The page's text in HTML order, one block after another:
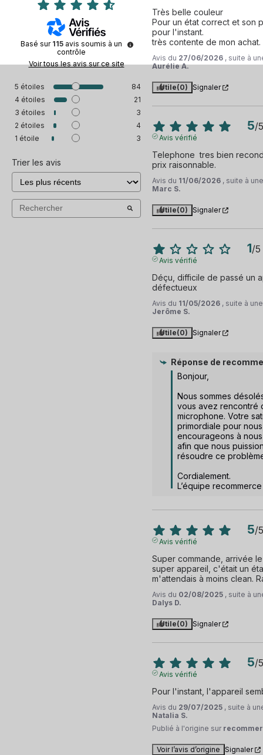
Basé sur 115 avis soumis à un
contrôle
Voir tous les avis sur ce site
5 étoiles
84
4 étoiles
21
3 étoiles
3
2 étoiles
4
1 étoile 3
Trier les avis
Très belle couleur
Pour un état correct et son
pour l'instant.
très contente de mon achat.
Avis du 27/06/2026 , suite à
Aurélie A.
Utile(0) Signaler
5/5
Avis vérifié
Telephone  tres bien
prix raisonnable.
Avis du 11/06/2026 , suite à
Marc S.
Utile(0) Signaler
1/5
Avis vérifié
Déçu, difficile de passé un
défectueux
Avis du 11/05/2026 , suite à
Jerôme S.
Utile(0) Signaler
Réponse de
Bonjour,
Nous sommes
vous avez rencontré
microphone. Votre
primordiale pour
encourageons à
afin que nous
résoudre ce
Cordialement.
L’équipe recommerce
5/5
Avis vérifié
Super commande, arrivée
super appareil, c'était un
m'attendais à moins clean.
Avis du 02/08/2025 , suite à
Dalys D.
Utile(0) Signaler
5/5
Avis vérifié
Pour l'instant, l'appareil
Avis du 29/07/2025 , suite à
Natalia S.
Publié à l'origine sur
Voir l’avis d’origine Signaler